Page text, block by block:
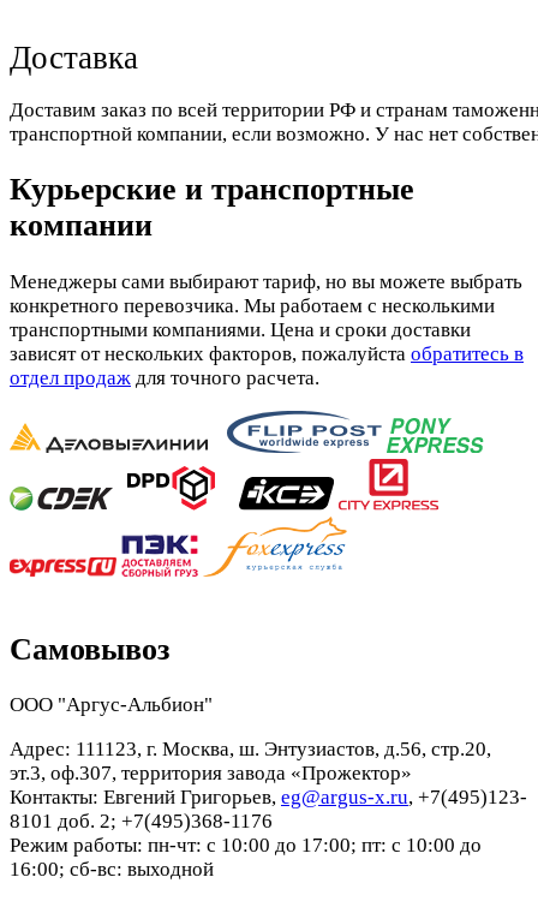
Доставка
Доставим заказ по всей территории РФ и странам
транспортной компании, если возможно. У нас нет
Курьерские и транспортные
компании
Менеджеры сами выбирают тариф, но вы можете выбрать
конкретного перевозчика. Мы работаем с несколькими
транспортными компаниями. Цена и сроки доставки
зависят от нескольких факторов, пожалуйста обратитесь в
отдел продаж для точного расчета.
Самовывоз
ООО "Аргус-Альбион"
Адрес: 111123, г. Москва, ш. Энтузиастов, д.56, стр.20,
эт.3, оф.307, территория завода «Прожектор»
Контакты: Евгений Григорьев, eg@argus-x.ru, +7(495)123-
8101 доб. 2; +7(495)368-1176
Режим работы: пн-чт: с 10:00 до 17:00; пт: с 10:00 до
16:00; сб-вс: выходной